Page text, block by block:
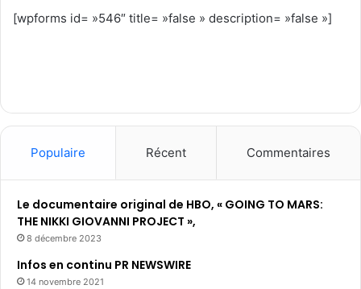
[wpforms id= »546″ title= »false » description= »false »]
Populaire Récent Commentaires
Le documentaire original de HBO, « GOING TO MARS:
THE NIKKI GIOVANNI PROJECT »,
8 décembre 2023
Infos en continu PR NEWSWIRE
14 novembre 2021